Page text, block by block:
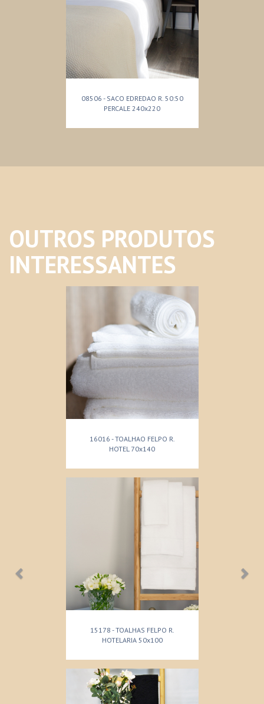
08506 - SACO EDREDAO R. 50:50
PERCALE 240x220
OUTROS PRODUTOS
INTERESSANTES
16016 - TOALHAO FELPO R.
HOTEL 70x140
15178 - TOALHAS FELPO R.
HOTELARIA 50x100